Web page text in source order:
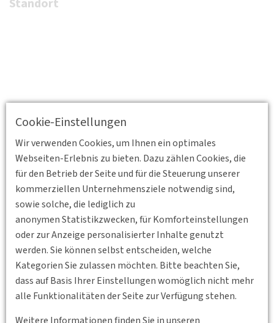
Cookie-Einstellungen
Wir verwenden Cookies, um Ihnen ein optimales
Webseiten-Erlebnis zu bieten. Dazu zählen Cookies, die
für den Betrieb der Seite und für die Steuerung unserer
kommerziellen Unternehmensziele notwendig sind,
sowie solche, die lediglich zu
anonymen Statistikzwecken, für Komforteinstellungen
oder zur Anzeige personalisierter Inhalte genutzt
werden. Sie können selbst entscheiden, welche
Kategorien Sie zulassen möchten. Bitte beachten Sie,
dass auf Basis Ihrer Einstellungen womöglich nicht mehr
alle Funktionalitäten der Seite zur Verfügung stehen.
Weitere Informationen finden Sie in unseren
Standort